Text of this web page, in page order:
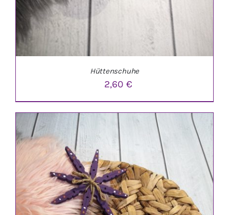
IN DEN WARENKORB / DETAILS
Hüttenschuhe
2,60€